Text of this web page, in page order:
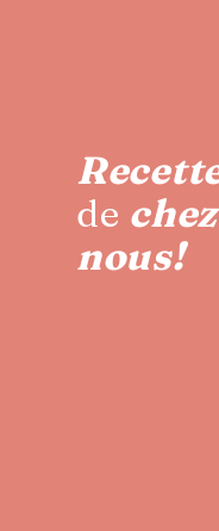
de‎ ‎ chez
nous!